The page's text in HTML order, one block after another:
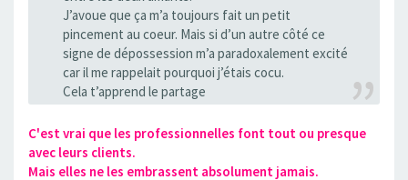
J’avoue que ça m’a toujours fait un petit
pincement au coeur. Mais si d’un autre côté ce
signe de dépossession m’a paradoxalement excité
car il me rappelait pourquoi j’étais cocu.
Cela t’apprend le partage
C'est vrai que les professionnelles font tout ou presque
avec leurs clients.
Mais elles ne les embrassent absolument jamais.